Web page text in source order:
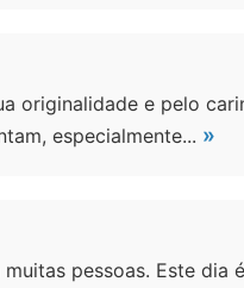
originalidade e pelo
especialmente... »
pessoas. Este